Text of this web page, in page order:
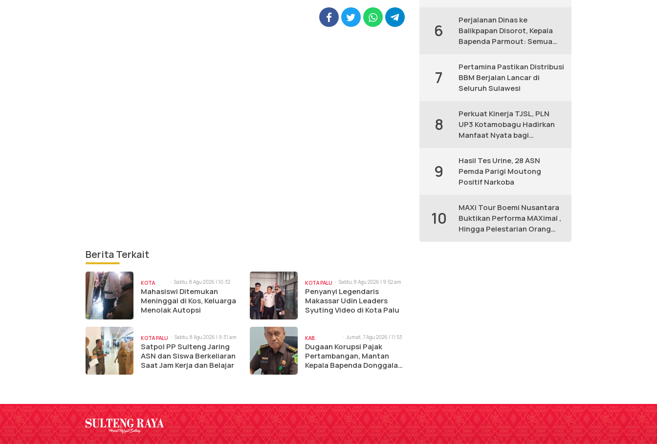
Berita Terkait
KOTA
PALU
Sabtu, 8 Agu 2026 | 10:32
am
Mahasiswi Ditemukan
Meninggal di Kos, Keluarga
Menolak Autopsi
KOTA PALU Sabtu, 8 Agu 2026 | 9:52 am
Penyanyi Legendaris
Makassar Udin Leaders
Syuting Video di Kota Palu
KOTA PALU Sabtu, 8 Agu 2026 | 9:31 am
Satpol PP Sulteng Jaring
ASN dan Siswa Berkeliaran
Saat Jam Kerja dan Belajar
KAB.
DONGGALA
Jumat, 7 Agu 2026 | 11:53
am
Dugaan Korupsi Pajak
Pertambangan, Mantan
Kepala Bapenda Donggala
6
Perjalanan Dinas ke
Balikpapan Disorot, Kepala
Bapenda Parmout: Semua
7
Pertamina Pastikan Distribusi
BBM Berjalan Lancar di
Seluruh Sulawesi
8
Perkuat Kinerja TJSL, PLN
UP3 Kotamobagu Hadirkan
Manfaat Nyata bagi
9
Hasil Tes Urine, 28 ASN
Pemda Parigi Moutong
Positif Narkoba
10
MAXi Tour Boemi Nusantara
Buktikan Performa MAXimal ,
Hingga Pelestarian Orang